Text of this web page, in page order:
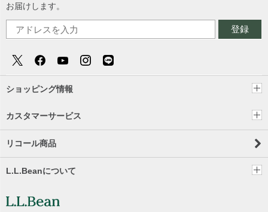
お届けします。
登録
ショッピング情報
カスタマーサービス
リコール商品
L.L.Beanについて